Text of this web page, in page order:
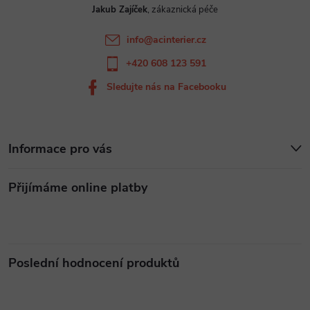
p
s
Informace pro vás
Přijímáme online platby
Poslední hodnocení produktů
Jakub Zajíček
info@acinterier.cz
+420 608 123 591
Sledujte nás na Facebooku